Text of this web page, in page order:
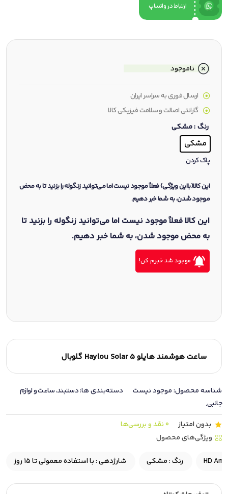
ارتباط در واتساپ
ساعت هوشمند هایلو Haylou Solar 5 گلوبال
شناسه محصول:موجود نیست دسته‌بندی ها:دستبند، ساعت و لوازم
جانبی,
بدون امتیاز
0 نقد و بررسی‌ها
ویژگی‌های محصول
رنگ :مشکی شارژدهی :با استفاده معمولی تا ۱۵ روز
ناموجود
ارسال فوری به سراسر ایران
گارانتی اصالت و سلامت فیزیکی کالا
رنگ: مشکی
مشکی
پاک کردن
این کالا(بااین ویژگی) فعلاً موجود نیست اما می‌توانید زنگوله را بزنید تا به محض
موجود شدن، به شما خبر دهیم.
این کالا فعلاً موجود نیست اما می‌توانید زنگوله را بزنید تا
به محض موجود شدن، به شما خبر دهیم.
موجود شد خبرم کن!